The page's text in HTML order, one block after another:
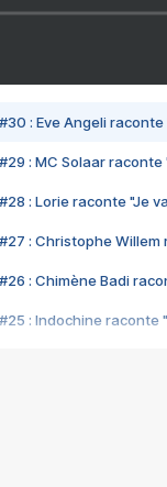
#30 : Eve Angeli
#29 : MC Solaar
#28 : Lorie raconte "Je
#27 : Christophe
#26 : Chimène Badi
#25 : Indochine raconte